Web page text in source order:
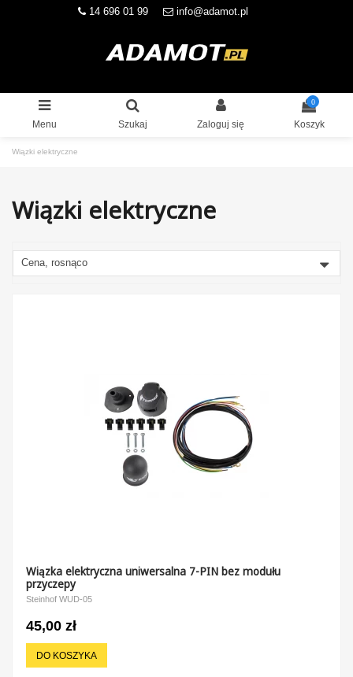
14 696 01 99 info@adamot.pl
Menu Szukaj Zaloguj się
0
Koszyk
Wiązki elektryczne
Wiązki elektryczne
Cena, rosnąco
Wiązka elektryczna uniwersalna 7-PIN bez modułu
przyczepy
Steinhof WUD-05
45,00 zł
DO KOSZYKA